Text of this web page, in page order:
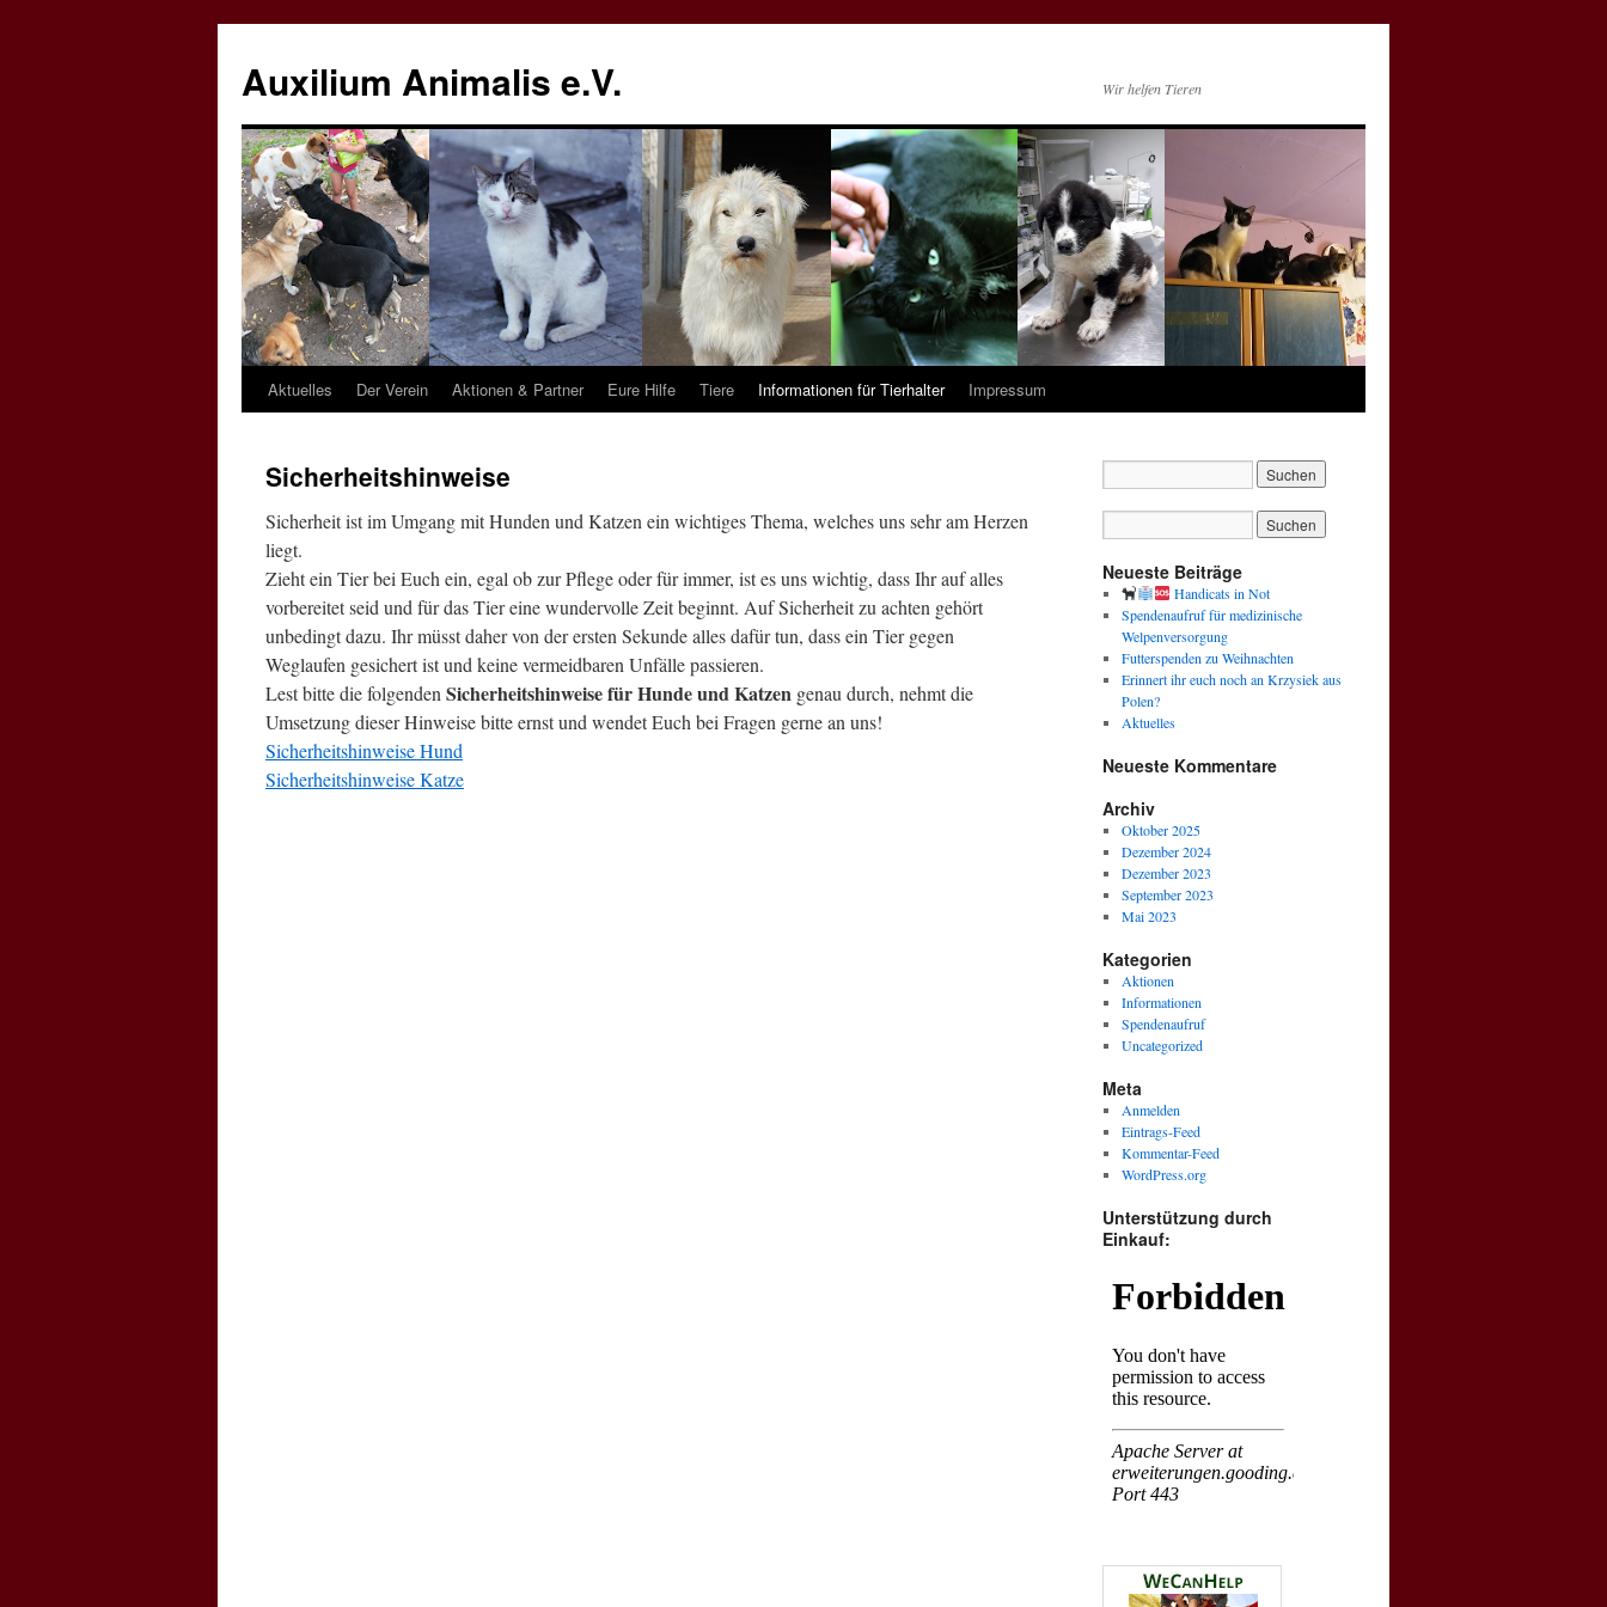
springen
Auxilium Animalis e.V. Wir helfen Tieren
Aktuelles Der Verein Aktionen & Partner Eure Hilfe Tiere Informationen für Tierhalter Impressum
Sicherheitshinweise
Sicherheit ist im Umgang mit Hunden und Katzen ein wichtiges Thema, welches uns sehr am Herzen
liegt.
Zieht ein Tier bei Euch ein, egal ob zur Pflege oder für immer, ist es uns wichtig, dass Ihr auf alles
vorbereitet seid und für das Tier eine wundervolle Zeit beginnt. Auf Sicherheit zu achten gehört
unbedingt dazu. Ihr müsst daher von der ersten Sekunde alles dafür tun, dass ein Tier gegen
Weglaufen gesichert ist und keine vermeidbaren Unfälle passieren.
Lest bitte die folgenden Sicherheitshinweise für Hunde und Katzen genau durch, nehmt die
Umsetzung dieser Hinweise bitte ernst und wendet Euch bei Fragen gerne an uns!
Sicherheitshinweise Hund
Sicherheitshinweise Katze
Neueste Beiträge
Handicats in Not
Spendenaufruf für medizinische
Welpenversorgung
Futterspenden zu Weihnachten
Erinnert ihr euch noch an Krzysiek aus
Polen?
Aktuelles
Neueste Kommentare
Archiv
Oktober 2025
Dezember 2024
Dezember 2023
September 2023
Mai 2023
Kategorien
Aktionen
Informationen
Spendenaufruf
Uncategorized
Meta
Anmelden
Eintrags-Feed
Kommentar-Feed
WordPress.org
Unterstützung durch
Einkauf: